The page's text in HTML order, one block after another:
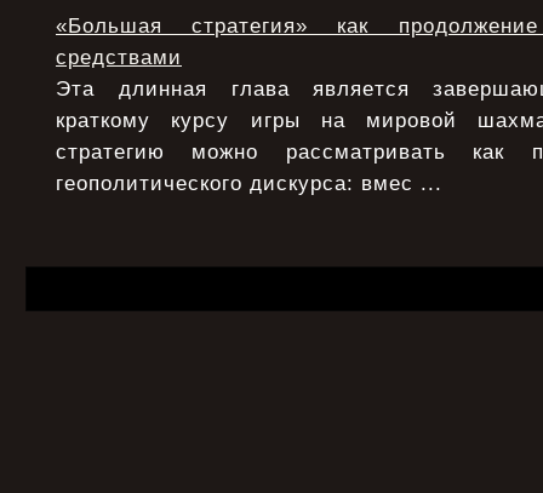
«Большая стратегия» как
средствами
Эта длинная глава является
краткому курсу игры на мировой
стратегию можно рассматривать как
геополитического дискурса: вмес ...